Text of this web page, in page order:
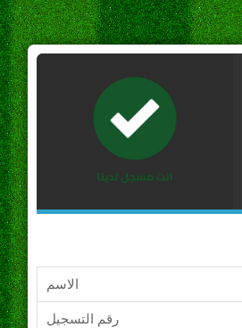
الاسم
رقم التسجيل